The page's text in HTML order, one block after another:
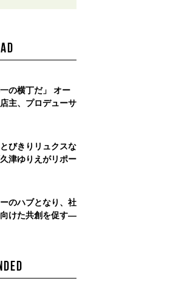
一の横丁だ」 オー
主、プロデューサ
びきりリュクスな
津ゆりえがリポー
のハブとなり、社
けた共創を促す—